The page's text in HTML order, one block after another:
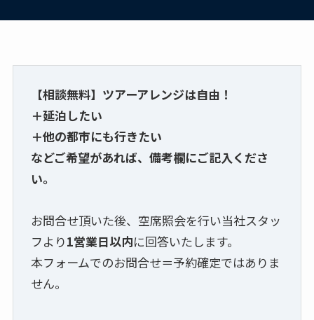
【相談無料】ツアーアレンジは自由！
＋延泊したい
＋他の都市にも行きたい
などご希望があれば、備考欄にご記入くださ
い。
お問合せ頂いた後、空席照会を行い当社スタッ
フより1営業日以内に回答いたします。
本フォームでのお問合せ＝予約確定ではありま
せん。